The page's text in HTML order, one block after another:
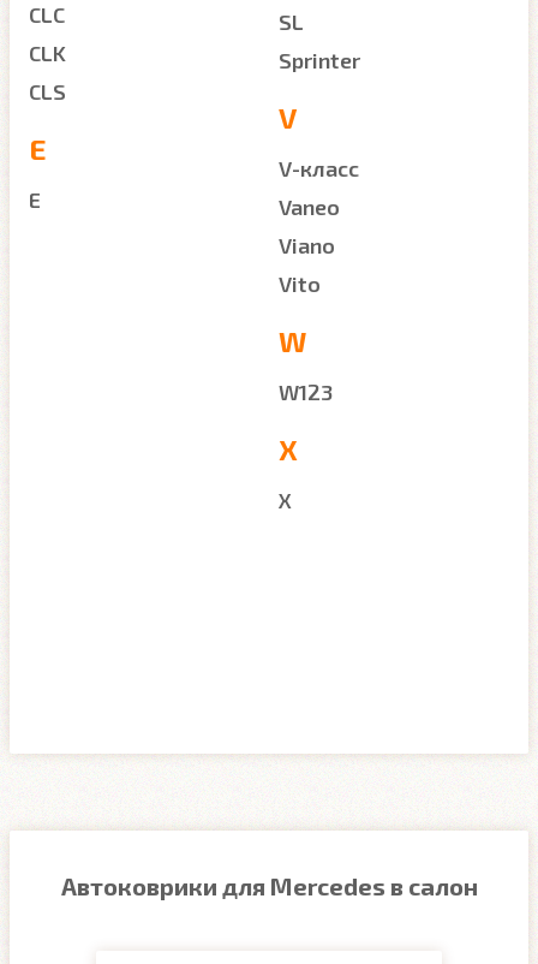
CLC
CLK
CLS
E
E
SL
Sprinter
V
V-класс
Vaneo
Viano
Vito
W
W123
X
X
Автоковрики для Mercedes в салон